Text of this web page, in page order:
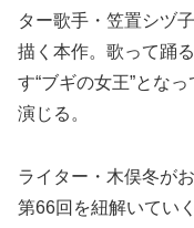
ター歌手・笠置シヅ
描く本作。歌って踊
す“ブギの女王”とな
演じる。
ライター・木俣冬が
第66回を紐解いていく